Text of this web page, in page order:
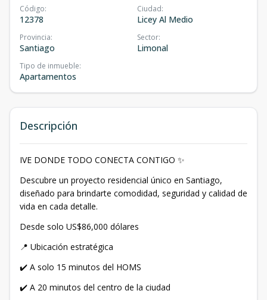
Código:
12378
Ciudad:
Licey Al Medio
Provincia:
Santiago
Sector:
Limonal
Tipo de inmueble:
Apartamentos
Descripción
IVE DONDE TODO CONECTA CONTIGO ✨
Descubre un proyecto residencial único en Santiago,
diseñado para brindarte comodidad, seguridad y calidad de
vida en cada detalle.
Desde solo US$86,000 dólares
📍 Ubicación estratégica
✔️ A solo 15 minutos del HOMS
✔️ A 20 minutos del centro de la ciudad